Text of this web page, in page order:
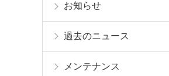
お知らせ
過去のニュース
メンテナンス